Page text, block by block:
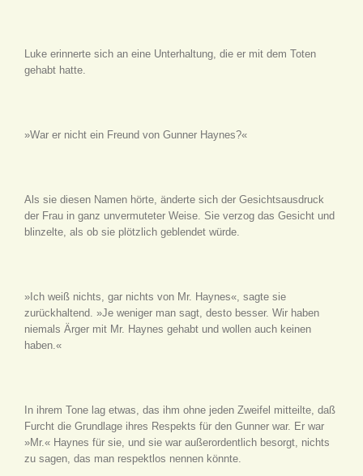
Luke erinnerte sich an eine Unterhaltung, die er mit dem Toten
gehabt hatte.
»War er nicht ein Freund von Gunner Haynes?«
Als sie diesen Namen hörte, änderte sich der Gesichtsausdruck
der Frau in ganz unvermuteter Weise. Sie verzog das Gesicht und
blinzelte, als ob sie plötzlich geblendet würde.
»Ich weiß nichts, gar nichts von Mr. Haynes«, sagte sie
zurückhaltend. »Je weniger man sagt, desto besser. Wir haben
niemals Ärger mit Mr. Haynes gehabt und wollen auch keinen
haben.«
In ihrem Tone lag etwas, das ihm ohne jeden Zweifel mitteilte, daß
Furcht die Grundlage ihres Respekts für den Gunner war. Er war
»Mr.« Haynes für sie, und sie war außerordentlich besorgt, nichts
zu sagen, das man respektlos nennen könnte.